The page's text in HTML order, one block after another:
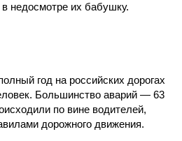
недосмотре их бабушку.
год на российских дорогах
Большинство аварий — 63
по вине водителей,
дорожного движения.